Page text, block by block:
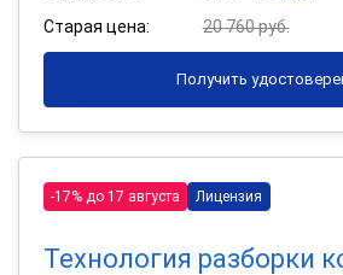
Старая цена:
20 760 руб.
Получить
-17% до 17 августа Лицензия
Технология разборки